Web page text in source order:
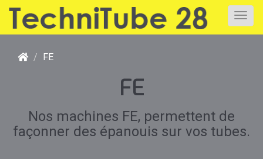
FE
FE
Nos machines FE, permettent de
façonner des épanouis sur vos tubes.